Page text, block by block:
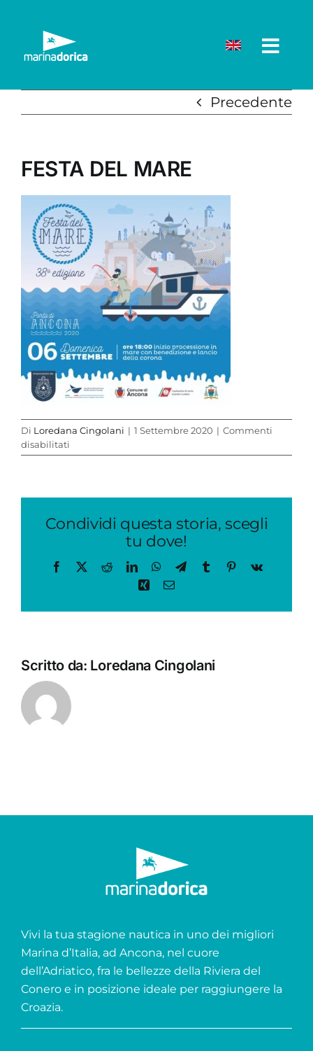
contenuto
Precedente
FESTA DEL MARE
Di Loredana Cingolani | 1 Settembre 2020 | Commenti
disabilitati
FESTA
Condividi questa storia, scegli
tu dove!
Facebook
X RedditLinkedInWhatsApp
TelegramTumblrPinterest
Vk
Xing Email
Scritto da: Loredana Cingolani
Vivi la tua stagione nautica in uno dei migliori
Marina d’Italia, ad Ancona, nel cuore
dell’Adriatico, fra le bellezze della Riviera del
Conero e in posizione ideale per raggiungere la
Croazia.